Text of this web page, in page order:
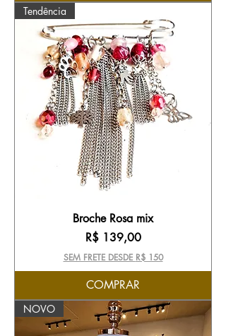
Tendência
Broche Rosa mix
Preço
R$ 139,00
SEM FRETE DESDE R$ 150
COMPRAR
NOVO